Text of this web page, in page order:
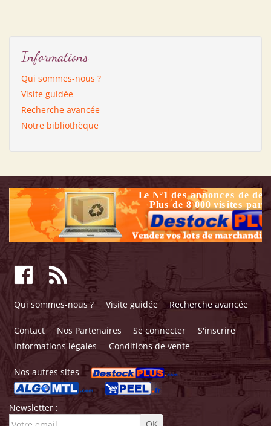
Informations
Qui sommes-nous ?
Visite guidée
Recherche avancée
Notre bibliothèque
Qui sommes-nous ? Visite guidée Recherche avancée
Contact Nos Partenaires Se connecter
S'inscrire
Informations légales
Conditions de vente
Nos autres sites
Newsletter :